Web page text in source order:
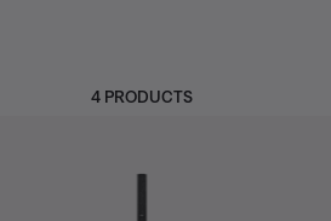
4 PRODUCTS